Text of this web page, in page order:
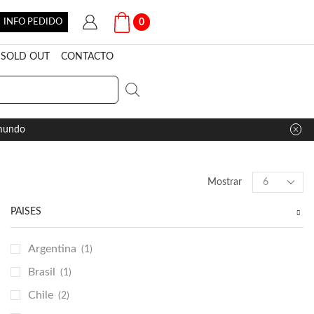
INFO PEDIDO 0
SOLD OUT CONTACTO
Mostrar
Products
per
PAÍSES
Argentina (1)
Brasil (1)
Chile (2)